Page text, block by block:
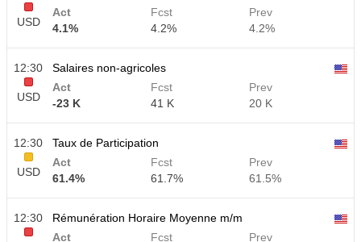
USD
Act
4.1%
Fcst
4.2%
Prev
4.2%
12:30
USD
Salaires non-agricoles
Act
-23 K
Fcst
41 K
Prev
20 K
12:30
USD
Taux de Participation
Act
61.4%
Fcst
61.7%
Prev
61.5%
12:30
Rémunération Horaire Moyenne m/m
Act
Fcst Prev